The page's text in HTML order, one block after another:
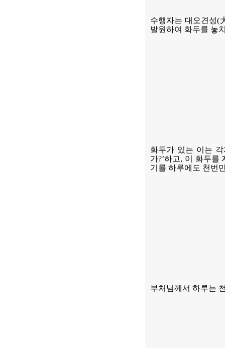
수행자는 대오견성(
발원하여 화두를 놓
화두가 있는 이는
가?’하고, 이 화두를
기를 하루에도 천번
부처님께서 하루는